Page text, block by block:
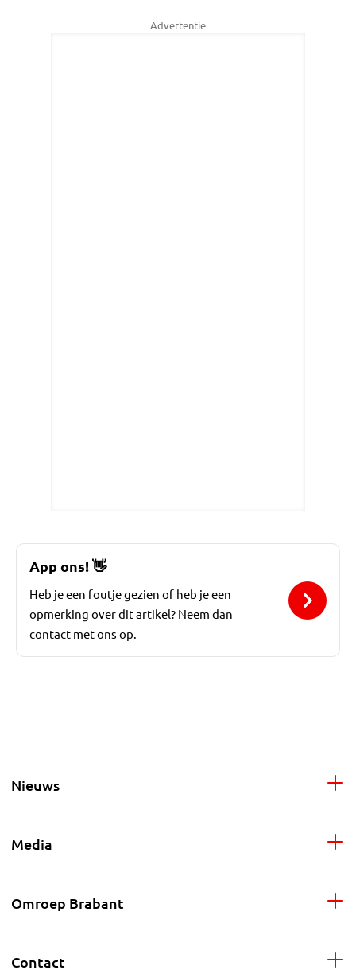
Advertentie
App ons!👋
Heb je een foutje gezien of heb je een
opmerking over dit artikel? Neem dan
contact met ons op.
Nieuws
Media
Omroep Brabant
Contact